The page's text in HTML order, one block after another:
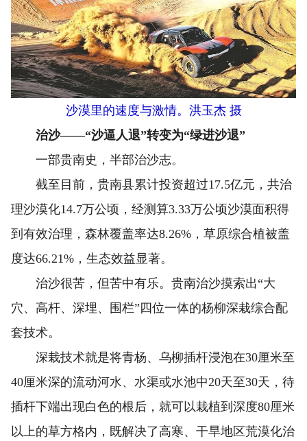
沙漠里的速度与激情。洪玉杰 摄
治沙——“沙逼人退”转变为“绿进沙退”
一部贵南史，半部治沙志。
截至目前，贵南县累计投资超过17.5亿元，共治
理沙漠化14.7万公顷，经测算3.33万公顷沙漠面积得
到有效治理，森林覆盖率达8.26%，草原综合植被盖
度达66.21%，生态效益显著。
治沙很苦，但苦中有乐。贵南治沙摸索出“大
穴、高杆、深埋、围栏”四位一体的杨柳深栽综合配
套技术。
深栽技术就是将青杨、乌柳插杆浸泡在30厘米至
40厘米深的流动河水、水渠或水池中20天至30天，待
插杆下端出现白色的根后，就可以栽植到深度80厘米
以上的草方格内，既解决了高寒、干旱地区荒漠化治